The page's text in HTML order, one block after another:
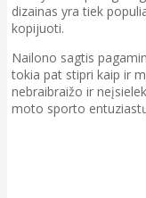
dizainas yra tiek
kopijuoti.
Nailono sagtis
tokia pat stipri kaip ir
nebraibraižo ir
moto sporto